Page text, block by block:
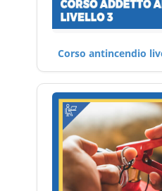
Corso antincendio